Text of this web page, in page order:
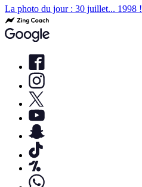
La photo du jour : 30 juillet... 1998 !